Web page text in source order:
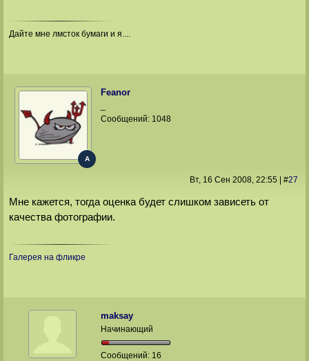
Дайте мне лмсток бумаги и я....
Feanor
A
Сообщений: 1048
Вт, 16 Сен 2008, 22:55 #27
Мне кажется, тогда оценка будет слишком зависеть от
качества фотографии.
Галерея на фликре
maksay
Начинающий
Сообщений: 16